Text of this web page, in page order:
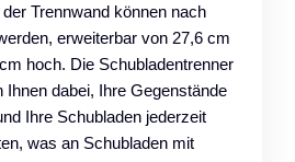
Trennwand können nach
erweiterbar von 27,6 cm
hoch. Die Schubladentrenner
Ihnen dabei, Ihre Gegenstände
Ihre Schubladen jederzeit
was an Schubladen mit